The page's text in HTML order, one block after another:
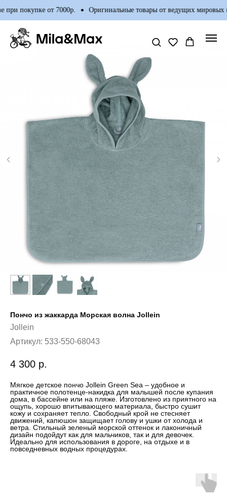
покупке от 7000р. Оригинальные товары от ведущих мировых
Пончо из жаккарда Морская волна Jollein
Jollein
Артикул: 533-550-68043
4 300 р.
Мягкое детское пончо Jollein Green Sea – удобное и
практичное полотенце-накидка для малышей после купания
дома, в бассейне или на пляже. Изготовлено из приятного на
ощупь, хорошо впитывающего материала, быстро сушит
кожу и сохраняет тепло. Свободный крой не стесняет
движений, капюшон защищает голову и ушки от холода и
ветра. Стильный зеленый морской оттенок и лаконичный
дизайн подойдут как для мальчиков, так и для девочек.
Идеально для использования в дороге, на отдыхе и в
повседневных водных процедурах.